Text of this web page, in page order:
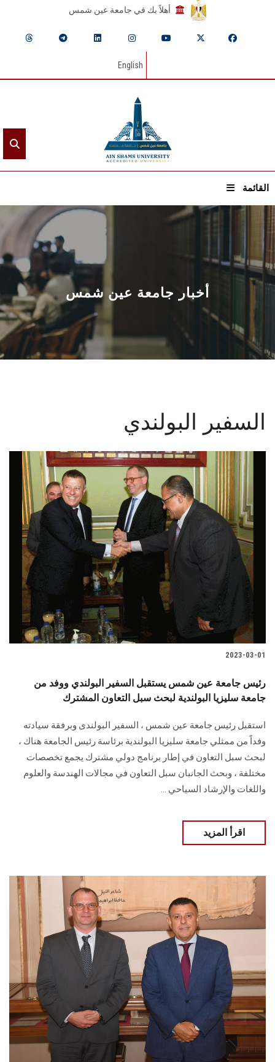
أهلاً بك في جامعة عين شمس
English
القائمة
الرئيسيـة
عن الجامعة
القطاعـات
الشئون الأكاديمية
البحث العلمي
الأنظمة الذكية
الإعلام
تواصل معنا
الطلاب
هيئة التدريس
الدراسات العليا
الزائـرون
سجل الان
أخبار جامعة عين شمس
السفير البولندي
2023-03-01
رئيس جامعة عين شمس يستقبل السفير البولندي ووفد من
جامعة سليزيا البولندية لبحث سبل التعاون المشترك
استقبل رئيس جامعة عين شمس ، السفير البولندى وبرفقة سيادته
وفداً من ممثلي جامعة سليزيا البولندية برئاسة رئيس الجامعة هناك ،
لبحث سبل التعاون في إطار برنامج دولي مشترك يجمع تخصصات
مختلفة ، وبحث الجانبان سبل التعاون في مجالات الهندسة والعلوم
واللغات والإرشاد السياحي ...
اقرأ المزيد